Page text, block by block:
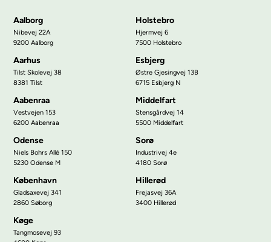
Aalborg
Nibevej 22A
9200 Aalborg
Holstebro
Hjermvej 6
7500 Holstebro
Aarhus
Tilst Skolevej 38
8381 Tilst
Esbjerg
Østre Gjesingvej 13B
6715 Esbjerg N
Aabenraa
Vestvejen 153
6200 Aabenraa
Middelfart
Stensgårdvej 14
5500 Middelfart
Odense
Niels Bohrs Allé 150
5230 Odense M
Sorø
Industrivej 4e
4180 Sorø
København
Gladsaxevej 341
2860 Søborg
Hillerød
Frejasvej 36A
3400 Hillerød
Køge
Tangmosevej 93